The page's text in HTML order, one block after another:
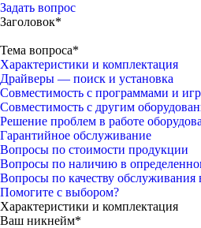
Задать вопрос
Заголовок*
Тема вопроса*
Характеристики и комплектация
Драйверы — поиск и установка
Совместимость с программами и
Совместимость с другим
Решение проблем в работе
Гарантийное обслуживание
Вопросы по стоимости продукции
Вопросы по наличию в
Вопросы по качеству обслуживания
Помогите с выбором?
Характеристики и комплектация
Ваш никнейм*